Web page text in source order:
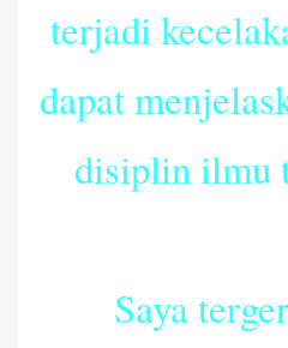
terjadi
dapat
disiplin ilmu
Saya